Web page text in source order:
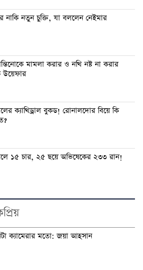
নাকি নতুন চুক্তি, যা বললেন নেইমার
মামলা করার ও নথি নষ্ট না করার
উয়েফার
ক্যাথিড্রাল বুকড! রোনালদোর বিয়ে কি
১৫ চার, ২৫ ছয়ে অভিষেকের ২৩৩ রান!
ক্যামেরার মতো: জয়া আহসান